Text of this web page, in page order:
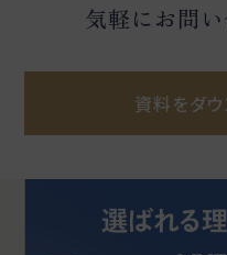
気軽にお問い
資料をダ